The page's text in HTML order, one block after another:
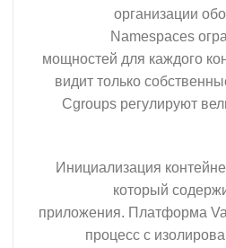
организации
Namespaces
мощностей для каждого
видит только
Cgroups регулируют
Инициализация
который
приложения. Платформа
процесс с